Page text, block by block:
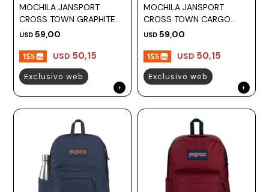
MOCHILA JANSPORT
CROSS TOWN GRAPHITE
GREY
USD 59,00
USD 50,15
Exclusivo web
MOCHILA JANSPORT
CROSS TOWN CARGO
GREEN
USD 59,00
USD 50,15
Exclusivo web